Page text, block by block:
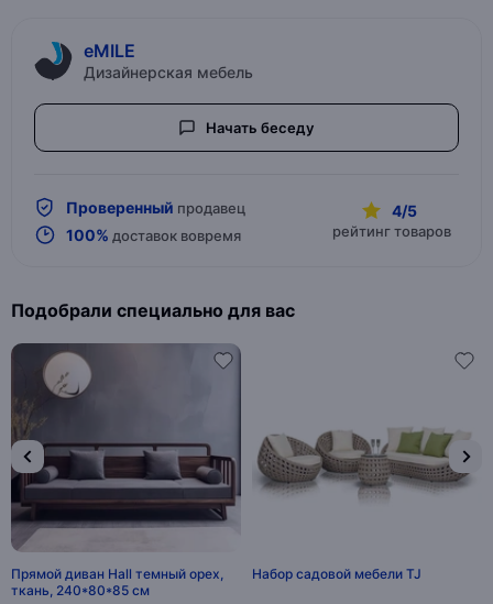
eMILE
Дизайнерская мебель
Начать беседу
Проверенный продавец
100% доставок вовремя
4/5
рейтинг товаров
Подобрали специально для вас
Прямой диван Hall темный орех,
ткань, 240*80*85 см
Набор садовой мебели TJ